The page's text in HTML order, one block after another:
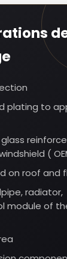
plating to
(
on roof and
radiator,
module of